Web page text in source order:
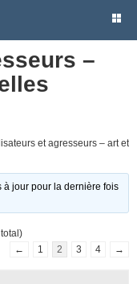
–
et agresseurs – art et
à jour pour la dernière fois
←
1 2 3 4 →